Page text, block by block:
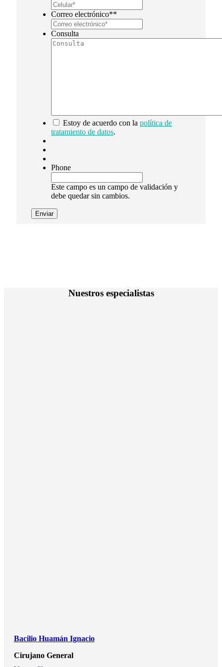
Correo electrónico**
Consulta
* Estoy de acuerdo con la política de
tratamiento de datos.
Phone
Este campo es un campo de validación y
debe quedar sin cambios.
Nuestros especialistas
Bacilio Huamán Ignacio
Cirujano General